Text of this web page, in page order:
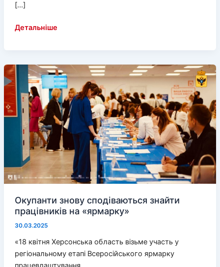
[…]
Окупаційний
подорожчанням
товарів
і
послуг
не
встигає
Детальніше
Окупанти знову сподіваються знайти
працівників на «ярмарку»
30.03.2025
«18 квітня Херсонська область візьме участь у
регіональному етапі Всеросійського ярмарку